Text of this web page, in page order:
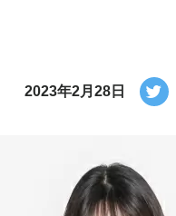
2023年2月28日